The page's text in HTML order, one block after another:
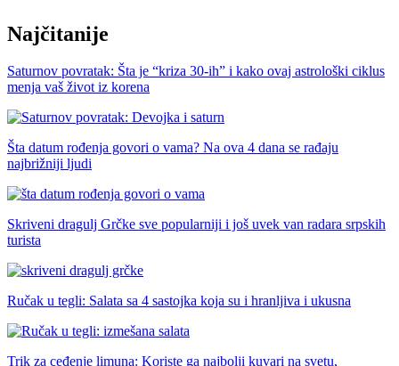
Najčitanije
Saturnov povratak: Šta je “kriza 30-ih” i kako ovaj astrološki ciklus
menja vaš život iz korena
Šta datum rođenja govori o vama? Na ova 4 dana se rađaju
najbrižniji ljudi
Skriveni dragulj Grčke sve popularniji i još uvek van radara srpskih
turista
Ručak u tegli: Salata sa 4 sastojka koja su i hranljiva i ukusna
Trik za ceđenje limuna: Koriste ga najbolji kuvari na svetu,